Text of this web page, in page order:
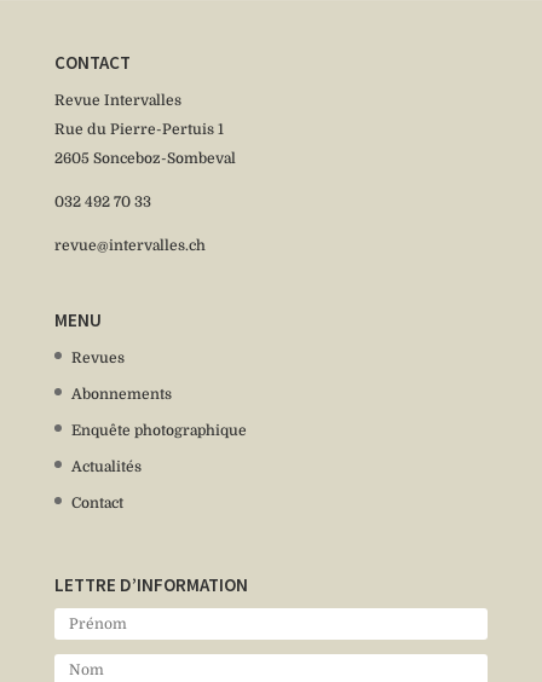
CONTACT
Revue Intervalles
Rue du Pierre-Pertuis 1
2605 Sonceboz-Sombeval
032 492 70 33
revue@intervalles.ch
MENU
Revues
Abonnements
Enquête photographique
Actualités
Contact
LETTRE D’INFORMATION